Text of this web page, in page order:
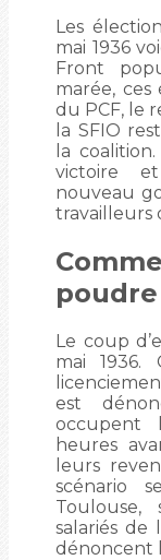
Les
mai 1936
Front
marée, ces
du PCF, le
la SFIO
la
victoire
nouveau
travailleurs
poudre
Le coup
mai 1936.
est
occupent
heures
leurs
scénario
salariés de
dénoncent